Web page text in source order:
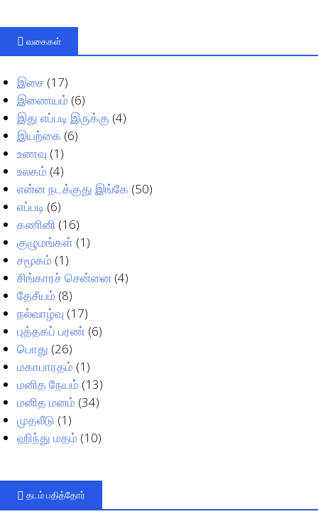
வகைகள்
இசை (17)
இணையம் (6)
இது எப்படி இருக்கு (4)
இயற்கை (6)
உணவு (1)
உலகம் (4)
என்ன நடக்குது இங்கே (50)
எப்படி (6)
கணினி (16)
குழுமங்கள் (1)
சமூகம் (1)
சிங்காரச் சென்னை (4)
தேசீயம் (8)
நல்வாழ்வு (17)
புத்தகப் பரண் (6)
பொது (26)
மகாபாரதம் (1)
மனித நேயம் (13)
மனித மனம் (34)
முதலீடு (1)
ஹிந்து மதம் (10)
தடம் பதித்தோர்